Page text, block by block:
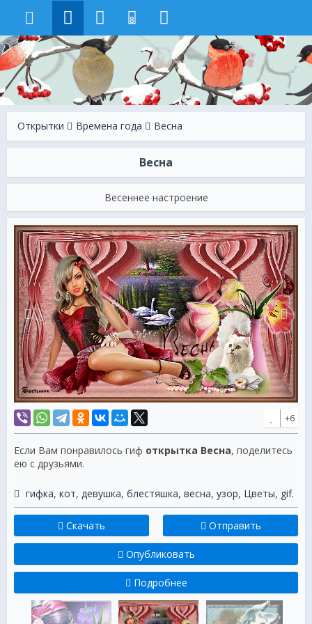
8
Открытки Времена года Весна
Весна
Весеннее настроение
+6
Если Вам понравилось гиф открытка Весна, поделитесь
ею с друзьями.
гифка, кот, девушка, блестяшка, весна, узор, Цветы, gif.
Скачать Отправить
Опубликовать
Подробнее